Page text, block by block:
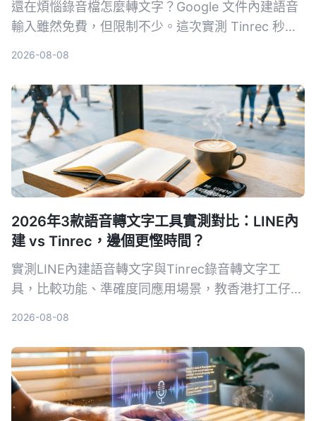
還在煩惱錄音檔怎麼轉文字？Google 文件內建語音
輸入雖然免費，但限制不少。這次實測 Tinrec 秒聽
合自己的錄音轉文字方案。
2026-08-08
2026年3款語音轉文字工具實測對比：LINE內
建 vs Tinrec，邊個更慳時間？
實測LINE內建語音轉文字與Tinrec錄音轉文字工
具，比較功能、準確度同應用場景，教香港打工仔揀
2026-08-08